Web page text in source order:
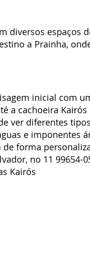
diversos espaços
a Prainha,
inicial com
a cachoeira Kairós
ver diferentes
e imponentes
forma
no 11 99654-
Kairós